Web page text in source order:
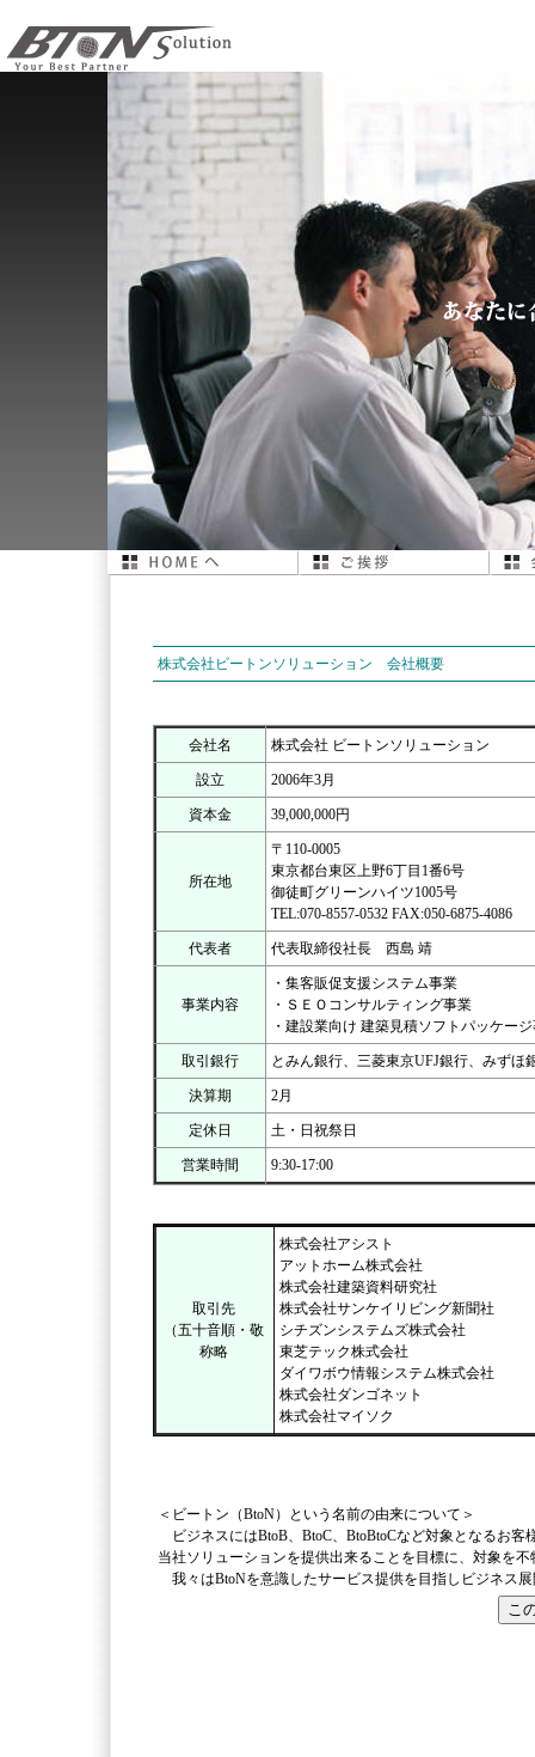
株式会社ビートンソリューション 会社概要
会社名 株式会社 ビートンソリューション
設立 2006年3月
資本金 39,000,000円
所在地
〒110-0005
東京都台東区上野6丁目1番6号
御徒町グリーンハイツ1005号
TEL:070-8557-0532 FAX:050-6875-4086
代表者 代表取締役社長 西島 靖
事業内容
・集客販促支援システム事業
・ＳＥＯコンサルティング事業
・建設業向け 建築見積ソフトパッケー
取引銀行 とみん銀行、三菱東京UFJ銀行、みずほ
決算期 2月
定休日 土・日祝祭日
営業時間 9:30-17:00
取引先
（五十音順・敬
称略
株式会社アシスト
アットホーム株式会社
株式会社建築資料研究社
株式会社サンケイリビング新聞社
シチズンシステムズ株式会社
東芝テック株式会社
ダイワボウ情報システム株式会社
株式会社ダンゴネット
株式会社マイソク
＜ビートン（BtoN）という名前の由来について＞
ビジネスにはBtoB、BtoC、BtoBtoCなど対象となるお
当社ソリューションを提供出来ることを目標に、対象を
我々はBtoNを意識したサービス提供を目指しビジネス